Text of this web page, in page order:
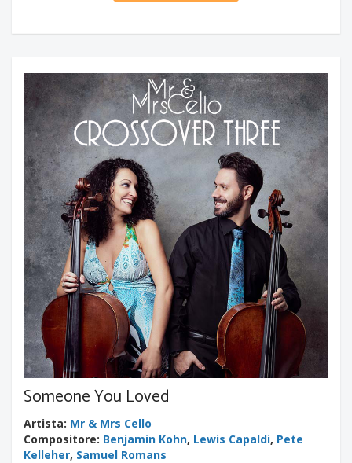
Someone You Loved
Artista: Mr & Mrs Cello
Compositore: Benjamin Kohn, Lewis Capaldi, Pete
Kelleher, Samuel Romans